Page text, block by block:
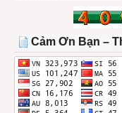
THÁNG
Cảm Ơn Bạn –